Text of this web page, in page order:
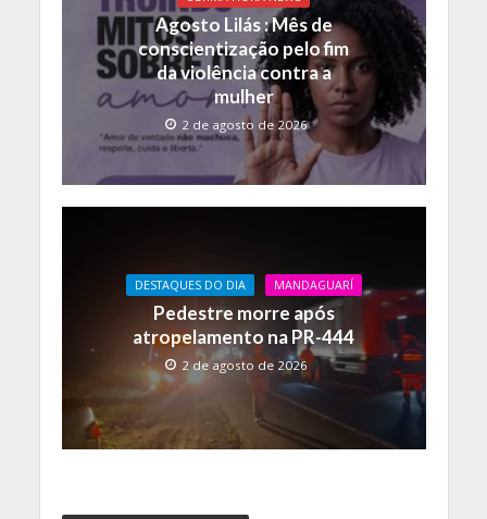
Agosto Lilás : Mês de
conscientização pelo fim
da violência contra a
mulher
2 de agosto de 2026
DESTAQUES DO DIA MANDAGUARÍ
Pedestre morre após
atropelamento na PR-444
2 de agosto de 2026